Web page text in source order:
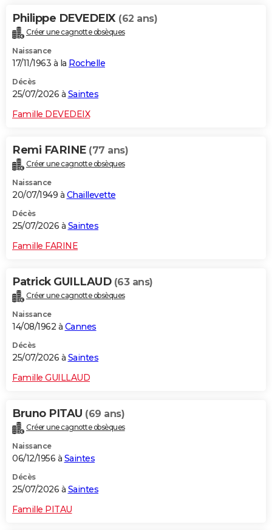
Philippe DEVEDEIX (62 ans)
Créer une cagnotte obsèques
Naissance
17/11/1963 à la Rochelle
Décès
25/07/2026 à Saintes
Famille DEVEDEIX
Remi FARINE (77 ans)
Créer une cagnotte obsèques
Naissance
20/07/1949 à Chaillevette
Décès
25/07/2026 à Saintes
Famille FARINE
Patrick GUILLAUD (63 ans)
Créer une cagnotte obsèques
Naissance
14/08/1962 à Cannes
Décès
25/07/2026 à Saintes
Famille GUILLAUD
Bruno PITAU (69 ans)
Créer une cagnotte obsèques
Naissance
06/12/1956 à Saintes
Décès
25/07/2026 à Saintes
Famille PITAU